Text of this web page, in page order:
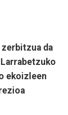
da
ekoizleen